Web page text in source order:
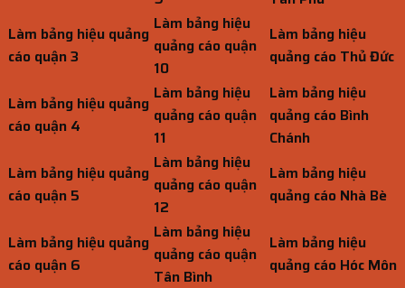
Làm bảng hiệu quảng
cáo quận 3
Làm bảng hiệu
quảng cáo quận
10
Làm bảng hiệu
quảng cáo Thủ Đức
Làm bảng hiệu quảng
cáo quận 4
Làm bảng hiệu
quảng cáo quận
11
Làm bảng hiệu
quảng cáo Bình
Chánh
Làm bảng hiệu quảng
cáo quận 5
Làm bảng hiệu
quảng cáo quận
12
Làm bảng hiệu
quảng cáo Nhà Bè
Làm bảng hiệu quảng
cáo quận 6
Làm bảng hiệu
quảng cáo quận
Tân Bình
Làm bảng hiệu
quảng cáo Hóc Môn